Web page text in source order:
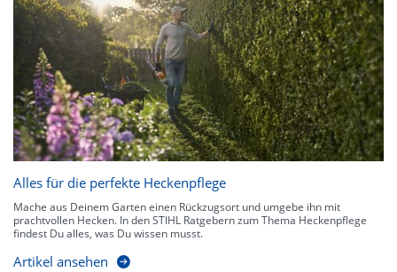
Alles für die perfekte Heckenpflege
Mache aus Deinem Garten einen Rückzugsort und umgebe ihn mit
prachtvollen Hecken. In den STIHL Ratgebern zum Thema Heckenpflege
findest Du alles, was Du wissen musst.
Artikel ansehen